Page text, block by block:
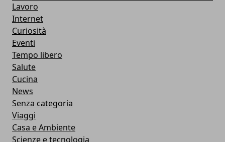
Lavoro
Internet
Curiosità
Eventi
Tempo libero
Salute
Cucina
News
Senza categoria
Viaggi
Casa e Ambiente
Scienze e tecnologia